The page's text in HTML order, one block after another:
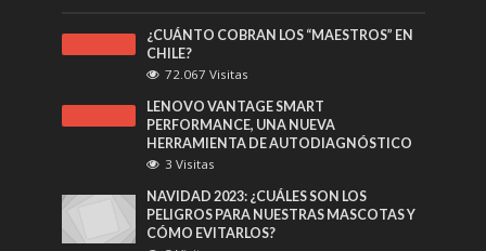
¿CUÁNTO COBRAN LOS “MAESTROS” EN
CHILE?
72.067 Visitas
LENOVO VANTAGE SMART
PERFORMANCE, UNA NUEVA
HERRAMIENTA DE AUTODIAGNÓSTICO
3 Visitas
NAVIDAD 2023: ¿CUÁLES SON LOS
PELIGROS PARA NUESTRAS MASCOTAS Y
CÓMO EVITARLOS?